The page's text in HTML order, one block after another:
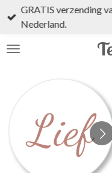
Ga
direct
de
GRATIS verzending
Nederland.